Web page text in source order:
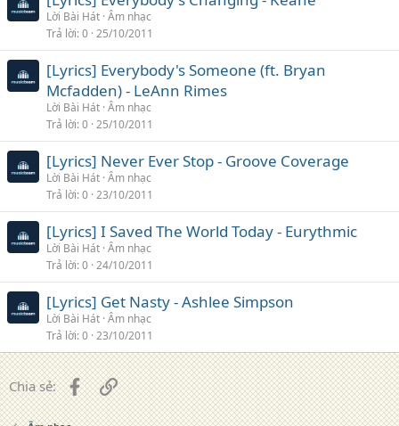
Lời Bài Hát Âm nhạc
Trả lời 0 25/10/2011
[Lyrics] Everybody's Someone (ft. Bryan
Mcfadden) - LeAnn Rimes
Lời Bài Hát Âm nhạc
Trả lời 0 25/10/2011
[Lyrics] Never Ever Stop - Groove Coverage
Lời Bài Hát Âm nhạc
Trả lời 0 23/10/2011
[Lyrics] I Saved The World Today - Eurythmic
Lời Bài Hát Âm nhạc
Trả lời 0 24/10/2011
[Lyrics] Get Nasty - Ashlee Simpson
Lời Bài Hát Âm nhạc
Trả lời 0 23/10/2011
Chia sẻ: FacebookLiên kết